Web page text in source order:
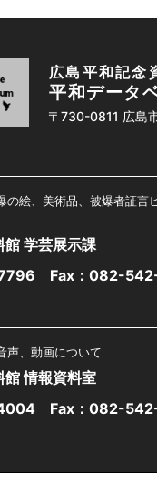
広島平和記念
平和データ
〒730-0811 広島
の絵、美術品、被爆者証言
館 学芸展示課
Fax：082-
声、動画について
館 情報資料室
Fax：082-